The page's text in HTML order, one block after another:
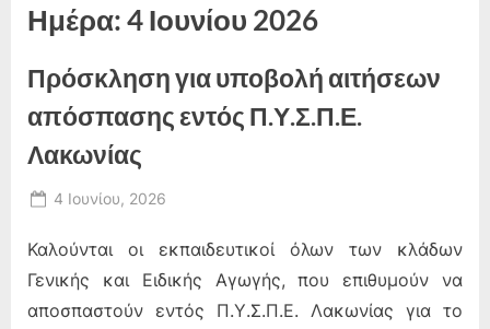
Ημέρα:4 Ιουνίου 2026
Πρόσκληση για υποβολή αιτήσεων
απόσπασης εντός Π.Υ.Σ.Π.Ε.
Λακωνίας
Posted
4 Ιουνίου, 2026
Καλούνται οι εκπαιδευτικοί όλων των κλάδων
Γενικής και Ειδικής Αγωγής, που επιθυμούν να
αποσπαστούν εντός Π.Υ.Σ.Π.Ε. Λακωνίας για το